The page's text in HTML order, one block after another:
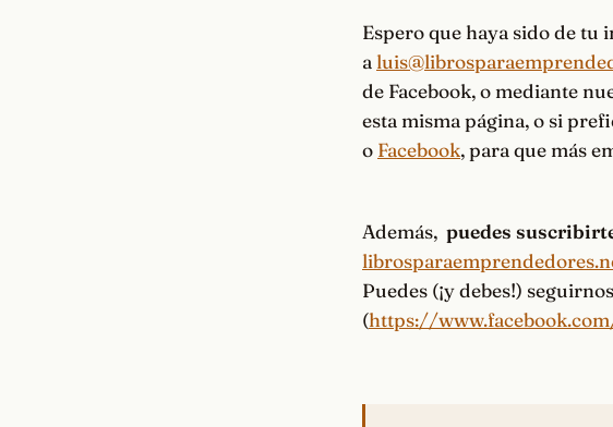
Espero que haya sido de tu
a
de Facebook, o mediante
esta misma página, o si
o Facebook, para que más
Además, puedes
Puedes (¡y debes!)
(https://